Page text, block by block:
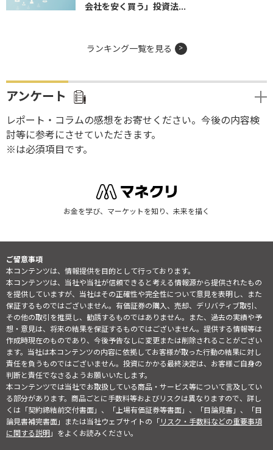
会社を安く買う」投資法...
ランキング一覧を見る
アンケート
レポート・コラムの感想をお寄せください。今後の内容検
討等に参考にさせていただきます。
※は必須項目です。
お金を学び、マーケットを知り、未来を描く
ご留意事項
本コンテンツは、情報提供を目的として行っております。
本コンテンツは、当社や当社が信頼できると考える情報源から提供されたもの
を提供していますが、当社はその正確性や完全性について意見を表明し、また
保証するものではございません。有価証券の購入、売却、デリバティブ取引、
その他の取引を推奨し、勧誘するものではありません。また、過去の実績や予
想・意見は、将来の結果を保証するものではございません。提供する情報等は
作成時現在のものであり、今後予告なしに変更または削除されることがござい
ます。当社は本コンテンツの内容に依拠してお客様が取った行動の結果に対し
責任を負うものではございません。投資にかかる最終決定は、お客様ご自身の
判断と責任でなさるようお願いいたします。
本コンテンツでは当社でお取扱している商品・サービス等について言及してい
る部分があります。商品ごとに手数料等およびリスクは異なりますので、詳し
くは「契約締結前交付書面」、「上場有価証券等書面」、「目論見書」、「目
論見書補完書面」または当社ウェブサイトの「リスク・手数料などの重要事項
に関する説明」をよくお読みください。